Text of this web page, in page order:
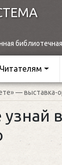
Читателям
— выставка-
узнай